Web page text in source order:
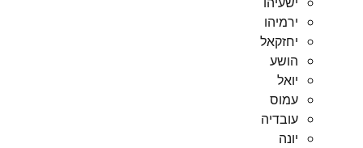
ירמיהו
יחזקאל
הושע
יואל
עמוס
עובדיה
יונה